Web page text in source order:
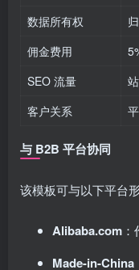
数据所有权
佣金费用
SEO 流量
客户关系
与 B2B 平台协同
该模板可与以下平台
Alibaba.com
Made-in-China